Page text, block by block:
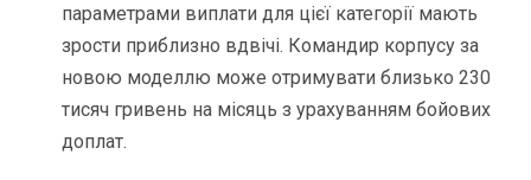
параметрами виплати для цієї категорії мають
зрости приблизно вдвічі. Командир корпусу за
новою моделлю може отримувати близько 230
тисяч гривень на місяць з урахуванням бойових
доплат.